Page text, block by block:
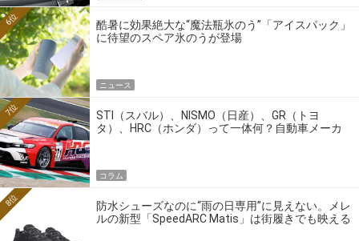
酷暑に効果絶大な“魔法瓶氷のう”「アイスパック」
に待望のスペア氷のうが登場
6位
ニュース
STI（スバル）、NISMO（日産）、GR（トヨ
タ）、HRC（ホンダ）って一体何？自動車メーカ
7位
コラム
防水シューズなのに“雨の日専用”に見えない。メレ
ルの新型「SpeedARC Matis」は街履きでも映える
8位